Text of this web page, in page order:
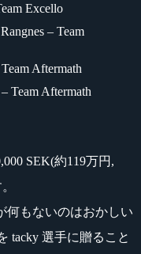
Excello
– Team
Aftermath
Team Aftermath
SEK(約119万円,
何もないのはおかしい
tacky 選手に贈ること